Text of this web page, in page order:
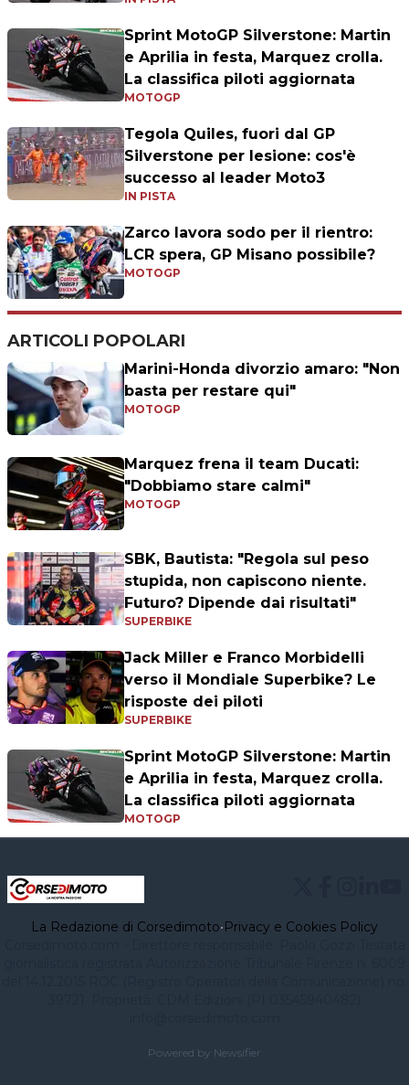
Sprint MotoGP Silverstone: Martin
e Aprilia in festa, Marquez crolla.
La classifica piloti aggiornata
MOTOGP
Tegola Quiles, fuori dal GP
Silverstone per lesione: cos'è
successo al leader Moto3
IN PISTA
Zarco lavora sodo per il rientro:
LCR spera, GP Misano possibile?
MOTOGP
ARTICOLI POPOLARI
Marini-Honda divorzio amaro: "Non
basta per restare qui"
MOTOGP
Marquez frena il team Ducati:
"Dobbiamo stare calmi"
MOTOGP
SBK, Bautista: "Regola sul peso
stupida, non capiscono niente.
Futuro? Dipende dai risultati"
SUPERBIKE
Jack Miller e Franco Morbidelli
verso il Mondiale Superbike? Le
risposte dei piloti
SUPERBIKE
Sprint MotoGP Silverstone: Martin
e Aprilia in festa, Marquez crolla.
La classifica piloti aggiornata
MOTOGP
La Redazione di Corsedimoto•Privacy e Cookies Policy
Powered by Newsifier